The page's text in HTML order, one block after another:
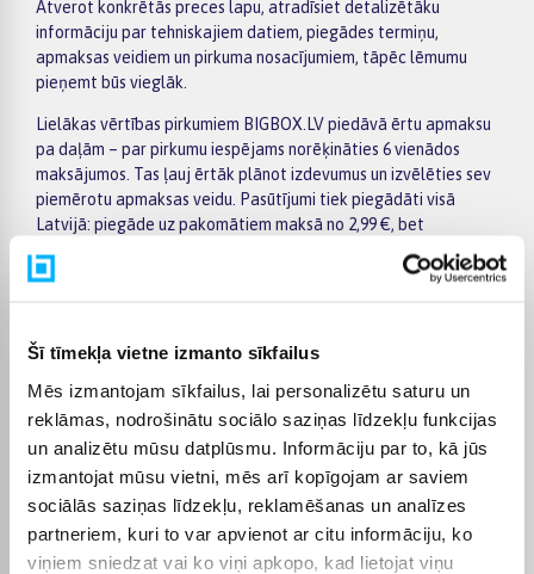
Šī tīmekļa vietne izmanto sīkfailus
Mēs izmantojam sīkfailus, lai personalizētu saturu un
reklāmas, nodrošinātu sociālo saziņas līdzekļu funkcijas
un analizētu mūsu datplūsmu. Informāciju par to, kā jūs
izmantojat mūsu vietni, mēs arī kopīgojam ar saviem
sociālās saziņas līdzekļu, reklamēšanas un analīzes
partneriem, kuri to var apvienot ar citu informāciju, ko
viņiem sniedzat vai ko viņi apkopo, kad lietojat viņu
Atverot konkrētās preces lapu, atradīsiet detalizētāku
informāciju par tehniskajiem datiem, piegādes termiņu,
apmaksas veidiem un pirkuma nosacījumiem, tāpēc lēmumu
pieņemt būs vieglāk.
Lielākas vērtības pirkumiem BIGBOX.LV piedāvā ērtu apmaksu
pa daļām – par pirkumu iespējams norēķināties 6 vienādos
maksājumos. Tas ļauj ērtāk plānot izdevumus un izvēlēties sev
piemērotu apmaksas veidu. Pasūtījumi tiek piegādāti visā
Latvijā: piegāde uz pakomātiem maksā no 2,99 €, bet
pasūtījumiem virs 499 € piegāde uz pakomātu ir bez maksas;
kurjera piegādes cena sākas no 3,99 €. Precīzs katras preces
Izvēloties piemērotu preci no kategorijas Kosmētika, varēsiet
saņemt pasūtījumu jums ērtā veidā. BIGBOX.LV parūpēsies, lai
izvēlētā prece tiktu piegādāta norādītajā termiņā un pirkumu
internetā varētu saņemt bez liekas kavēšanās.
Pircēju atsauksmes par precēm